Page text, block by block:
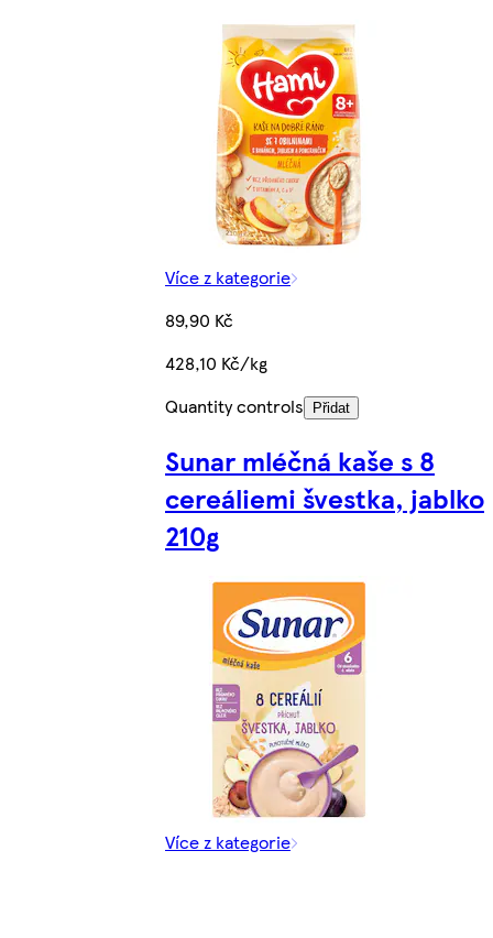
Více z kategorie
89,90 Kč
428,10 Kč/kg
Quantity controls
Přidat
Sunar mléčná kaše s 8
cereáliemi švestka, jablko
210g
Více z kategorie